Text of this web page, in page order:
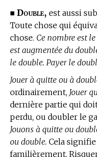
■ Double, est aussi
Toute chose qui
chose. Ce nombre est
est augmentée du
le double. Payer le
Jouer à quitte ou à
ordinairement, Jouer
dernière partie qui
perdu, ou doubler le
Jouons à quitte ou
ou double. Cela
familièrement,